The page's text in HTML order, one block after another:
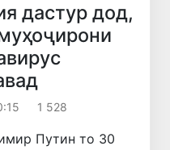
дастур дод,
1 528
Путин то 30